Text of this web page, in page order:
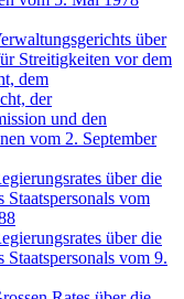
über
Streitigkeiten vor dem
dem
der
und den
vom 2. September
über die
Staatspersonals vom
über die
Staatspersonals vom 9.